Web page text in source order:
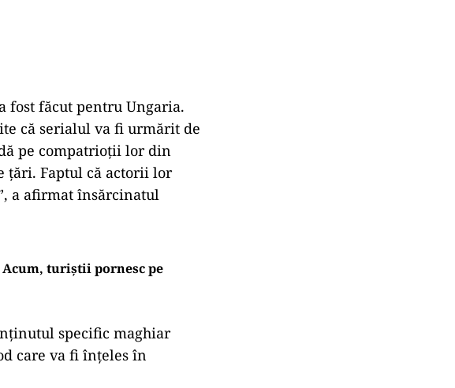
fost făcut pentru Ungaria.
că serialul va fi urmărit de
pe compatrioţii lor din
ţări. Faptul că actorii lor
a afirmat însărcinatul
turiștii pornesc pe
specific maghiar
care va fi înţeles în